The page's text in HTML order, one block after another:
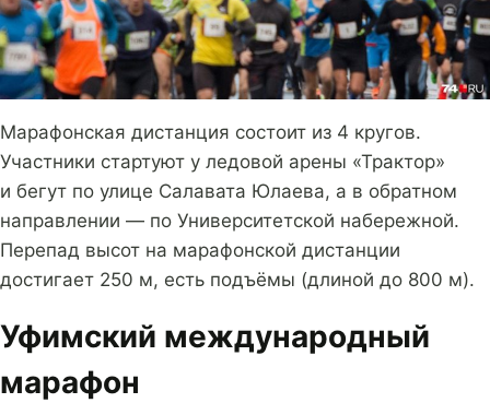
Марафонская дистанция состоит из 4 кругов.
Участники стартуют у ледовой арены «Трактор»
и бегут по улице Салавата Юлаева, а в обратном
направлении — по Университетской набережной.
Перепад высот на марафонской дистанции
достигает 250 м, есть подъёмы (длиной до 800 м).
Уфимский международный
марафон